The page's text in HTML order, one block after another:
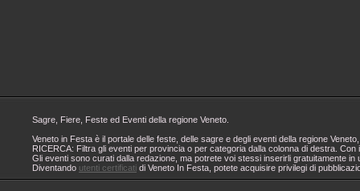
Sagre, Fiere, Feste ed Eventi della regione Veneto.
Veneto in Festa è il portale delle feste, delle sagre e degli eventi della regione
RICERCA: Filtra gli eventi per provincia o per categoria dalla colonna di destra.
Gli eventi sono curati dalla redazione, ma potrete voi stessi inserirli gratuitamente
Diventando utenti certificati di Veneto In Festa, potete acquisire privilegi di